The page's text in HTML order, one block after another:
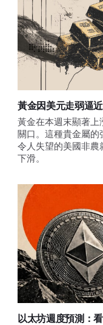
黃金因美元走弱逼
黃金在本週末顯著上
關口。這種貴金屬
令人失望的美國非農
下滑。
以太坊週度預測：